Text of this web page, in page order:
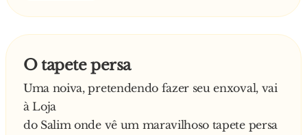
começou a chorar.
- Não adianta se lamentar! - disse São Pedro - ao
lado de um homem ainda mais feio.E lá se foi
O tapete persa
Uma noiva, pretendendo fazer seu enxoval, vai
à Loja
do Salim onde vê um maravilhoso tapete persa